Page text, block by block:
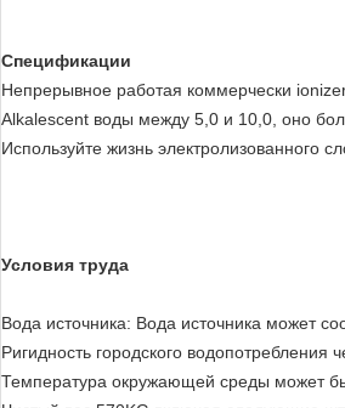
Спецификации
Непрерывное работая коммерчески
Alkalescent воды между 5,0 и 10,0, оно
Используйте жизнь электролизованного
Условия труда
Вода источника: Вода источника может
Ригидность городского
Температура окружающей среды может